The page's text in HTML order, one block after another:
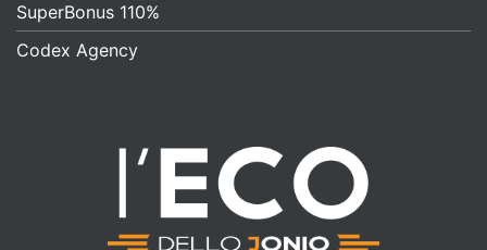
SuperBonus 110%
Codex Agency